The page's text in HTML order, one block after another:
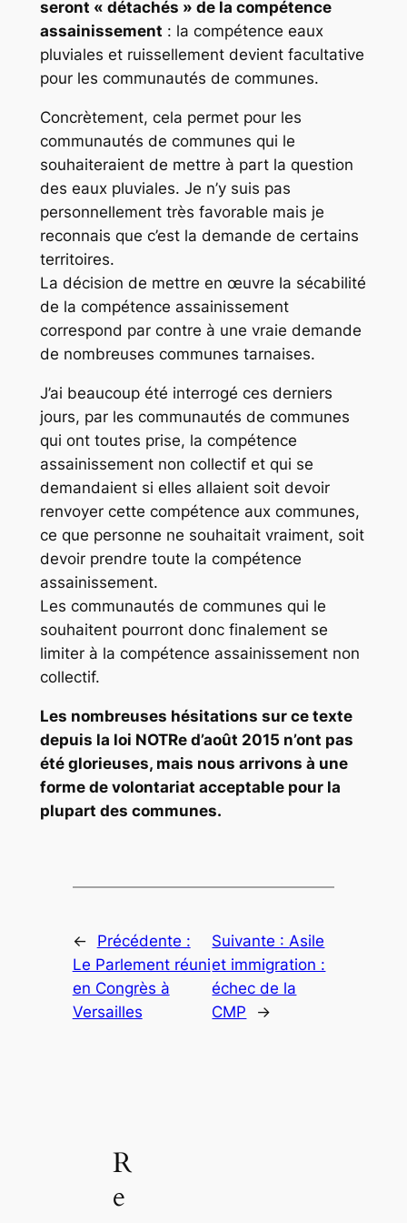
seront « détachés » de la compétence
assainissement : la compétence eaux
pluviales et ruissellement devient facultative
pour les communautés de communes.
Concrètement, cela permet pour les
communautés de communes qui le
souhaiteraient de mettre à part la question
des eaux pluviales. Je n’y suis pas
personnellement très favorable mais je
reconnais que c’est la demande de certains
territoires.
La décision de mettre en œuvre la sécabilité
de la compétence assainissement
correspond par contre à une vraie demande
de nombreuses communes tarnaises.
J’ai beaucoup été interrogé ces derniers
jours, par les communautés de communes
qui ont toutes prise, la compétence
assainissement non collectif et qui se
demandaient si elles allaient soit devoir
renvoyer cette compétence aux communes,
ce que personne ne souhaitait vraiment, soit
devoir prendre toute la compétence
assainissement.
Les communautés de communes qui le
souhaitent pourront donc finalement se
limiter à la compétence assainissement non
collectif.
Les nombreuses hésitations sur ce texte
depuis la loi NOTRe d’août 2015 n’ont pas
été glorieuses, mais nous arrivons à une
forme de volontariat acceptable pour la
plupart des communes.
←
Précédente :
Le Parlement réuni
en Congrès à
Versailles
Suivante : Asile
et immigration :
échec de la
CMP
→
R
e